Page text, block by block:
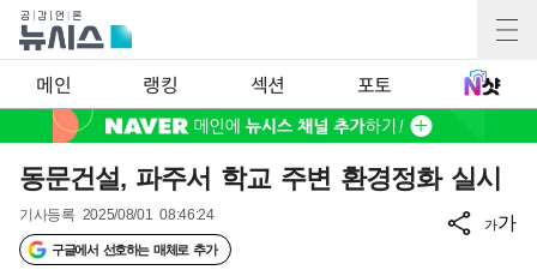
메인 랭킹 섹션 포토
동문건설, 파주서 학교 주변 환경정화 실시
기사등록 2025/08/01 08:46:24
구글에서 선호하는 매체로 추가
가가